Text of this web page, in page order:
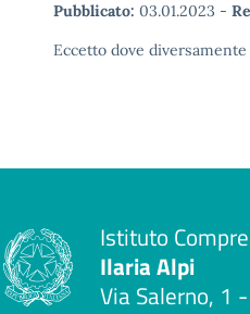
Pubblicato: 03.01.2023 -
Eccetto dove
Istituto
Ilaria Alpi
Via Salerno, 1